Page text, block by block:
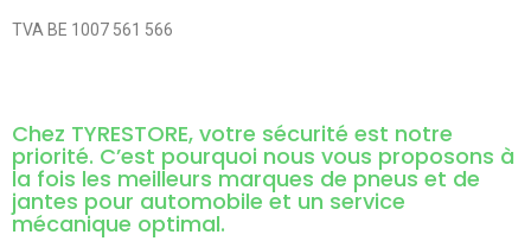
TVA BE 1007 561 566
Chez TYRESTORE, votre sécurité est notre
priorité. C’est pourquoi nous vous proposons à
la fois les meilleurs marques de pneus et de
jantes pour automobile et un service
mécanique optimal.